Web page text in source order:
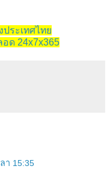
ระเทศไทย
ด 24x7x365
า 15:35